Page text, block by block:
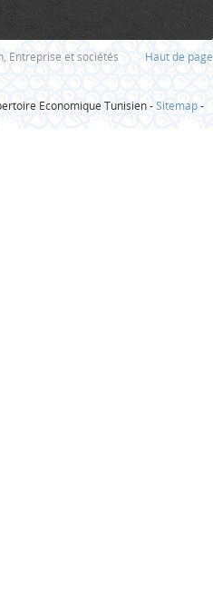
Haut de page
Entreprise et sociétés
Economique Tunisien -Sitemap-